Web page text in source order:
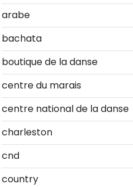
arabe
bachata
boutique de la danse
centre du marais
centre national de la danse
charleston
cnd
country